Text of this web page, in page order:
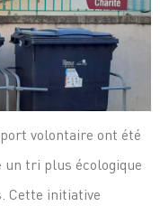
volontaire ont été
tri plus écologique
Cette initiative